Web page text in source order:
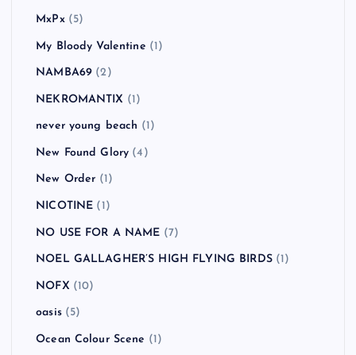
MxPx(5)
My Bloody Valentine (1)
NAMBA69 (2)
NEKROMANTIX (1)
never young beach (1)
New Found Glory (4)
New Order (1)
NICOTINE (1)
NO USE FOR A NAME (7)
NOEL GALLAGHER’S HIGH FLYING BIRDS(1)
NOFX (10)
oasis(5)
Ocean Colour Scene (1)